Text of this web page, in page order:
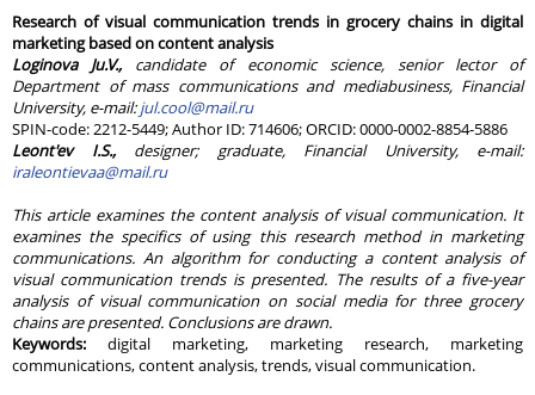
Research of visual communication trends in grocery chains in digital
marketing based on content analysis
Loginova Ju.V., candidate of economic science, senior lector of
Department of mass communications and mediabusiness, Financial
University, e-mail:jul.cool@mail.ru
SPIN-code: 2212-5449; Author ID: 714606; ORCID: 0000-0002-8854-5886
Leont'ev I.S., designer; graduate, Financial University, e-mail:
iraleontievaa@mail.ru
This article examines the content analysis of visual communication. It
examines the specifics of using this research method in marketing
communications. An algorithm for conducting a content analysis of
visual communication trends is presented. The results of a five-year
analysis of visual communication on social media for three grocery
chains are presented. Conclusions are drawn.
Keywords: digital marketing, marketing research, marketing
communications, content analysis, trends, visual communication.